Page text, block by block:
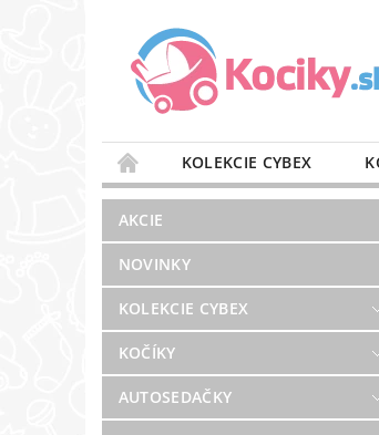
KOLEKCIE CYBEX
STAROSTLIVOSŤ O VZDUCH
BLOG
PREDAJŇA
AKCIE
NOVINKY
KOLEKCIE CYBEX
KOČÍKY
AUTOSEDAČKY